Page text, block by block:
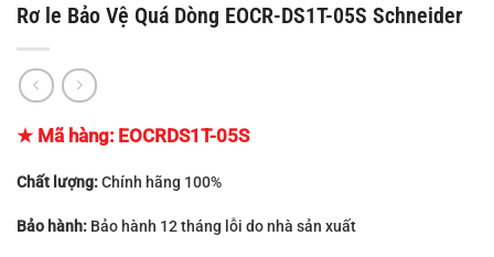
Rơ le Bảo Vệ Quá Dòng EOCR-DS1T-05S Schneider
★ Mã hàng: EOCRDS1T-05S
Chất lượng:Chính hãng 100%
Bảo hành: Bảo hành 12 tháng lỗi do nhà sản xuất